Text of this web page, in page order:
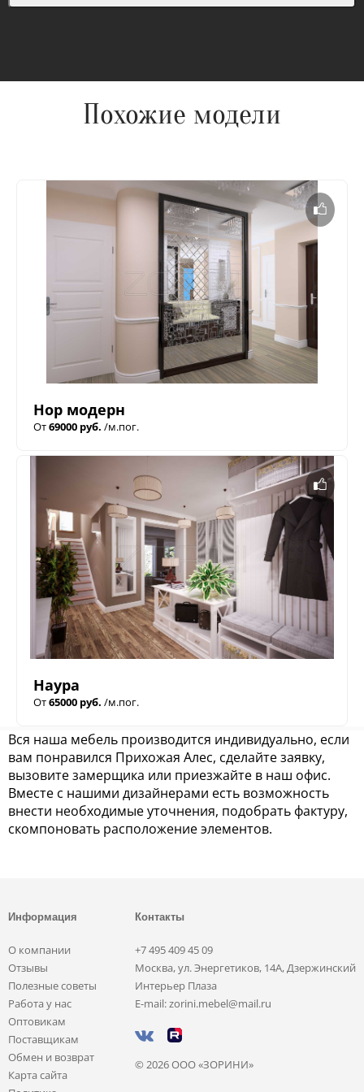
Похожие модели
Нор модерн
От69000 руб. /м.пог.
Наура
От65000 руб. /м.пог.
Вся наша мебель производится индивидуально, если
вам понравился Прихожая Алес, сделайте заявку,
вызовите замерщика или приезжайте в наш офис.
Вместе с нашими дизайнерами есть возможность
внести необходимые уточнения, подобрать фактуру,
скомпоновать расположение элементов.
Информация
О компании
Отзывы
Полезные советы
Работа у нас
Оптовикам
Поставщикам
Обмен и возврат
Карта сайта
Контакты
+7 495 409 45 09
Москва, ул. Энергетиков, 14А, Дзержинский
Интерьер Плаза
E-mail: zorini.mebel@mail.ru
© 2026 ООО «ЗОРИНИ»